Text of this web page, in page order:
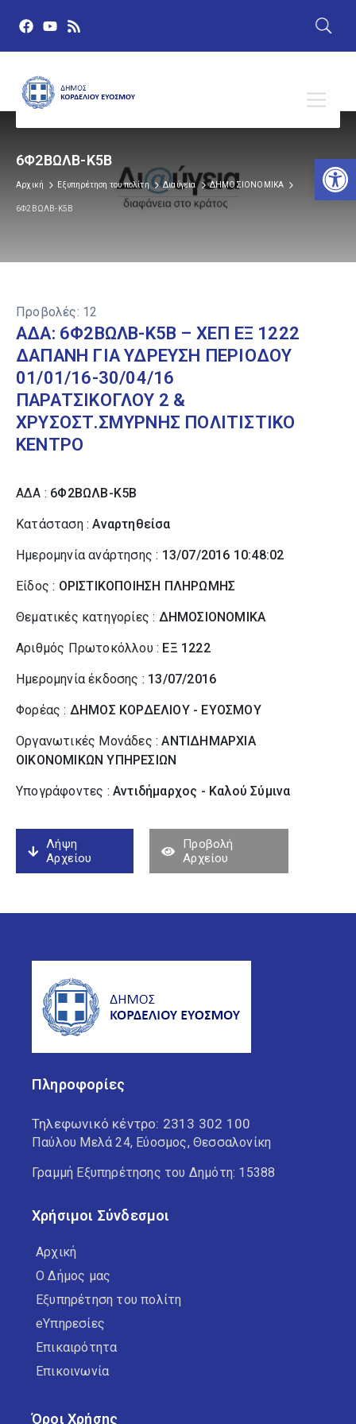
6Φ2ΒΩΛΒ-Κ5Β
Αρχική Εξυπηρέτηση του πολίτη Διαύγεια ΔΗΜΟΣΙΟΝΟΜΙΚΑ
6Φ2ΒΩΛΒ-Κ5Β
Προβολές: 12
ΑΔΑ: 6Φ2ΒΩΛΒ-Κ5Β – ΧΕΠ ΕΞ 1222
ΔΑΠΑΝΗ ΓΙΑ ΥΔΡΕΥΣΗ ΠΕΡΙΟΔΟΥ
01/01/16-30/04/16
ΠΑΡΑΤΣΙΚΟΓΛΟΥ 2 &
ΧΡΥΣΟΣΤ.ΣΜΥΡΝΗΣ ΠΟΛΙΤΙΣΤΙΚΟ
ΚΕΝΤΡΟ
ΑΔΑ : 6Φ2ΒΩΛΒ-Κ5Β
Κατάσταση :Αναρτηθείσα
Ημερομηνία ανάρτησης : 13/07/2016 10:48:02
Είδος : ΟΡΙΣΤΙΚΟΠΟΙΗΣΗ ΠΛΗΡΩΜΗΣ
Θεματικές κατηγορίες : ΔΗΜΟΣΙΟΝΟΜΙΚΑ
Αριθμός Πρωτοκόλλου : ΕΞ 1222
Ημερομηνία έκδοσης : 13/07/2016
Φορέας : ΔΗΜΟΣ ΚΟΡΔΕΛΙΟΥ - ΕΥΟΣΜΟΥ
Οργανωτικές Μονάδες :ΑΝΤΙΔΗΜΑΡΧΙΑ
ΟΙΚΟΝΟΜΙΚΩΝ ΥΠΗΡΕΣΙΩΝ
Υπογράφοντες : Αντιδήμαρχος - Καλού Σύµινα
Λήψη
Αρχείου
Προβολή
Αρχείου
Πληροφορίες
Τηλεφωνικό κέντρο: 2313 302 100
Παύλου Μελά 24, Εύοσμος, Θεσσαλονίκη
Γραμμή Εξυπηρέτησης του Δημότη: 15388
Χρήσιμοι Σύνδεσμοι
Αρχική
Ο Δήμος μας
Εξυπηρέτηση του πολίτη
eΥπηρεσίες
Επικαιρότητα
Επικοινωνία
Όροι Χρήσης